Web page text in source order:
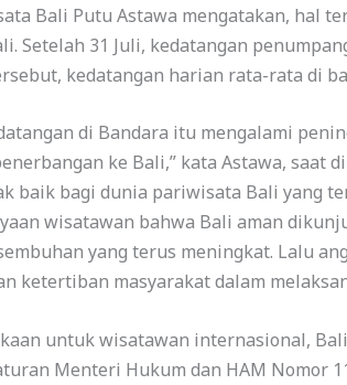
Bali Putu Astawa mengatakan, hal
Setelah 31 Juli, kedatangan
kedatangan harian rata-rata di
di Bandara itu mengalami
ke Bali,” kata Astawa, saat
baik bagi dunia pariwisata Bali yang
wisatawan bahwa Bali aman
yang terus meningkat. Lalu
ketertiban masyarakat dalam
untuk wisatawan internasional,
Menteri Hukum dan HAM Nomor